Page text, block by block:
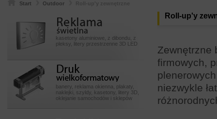
Start Outdoor
Reklamy
swietlneeeeee
kasetony aluminiowe, z dibondu, z
pleksy, litery przestrzenne 3D LED
Druk
wielkoformatowy
banery, reklama okienna, plakaty,
naklejki, szyldy, kasetony, litery 3D,
oklejanie samochodów i sklepów
Roll-up'y
Zewnętrzne
firmowych,
niezwykle